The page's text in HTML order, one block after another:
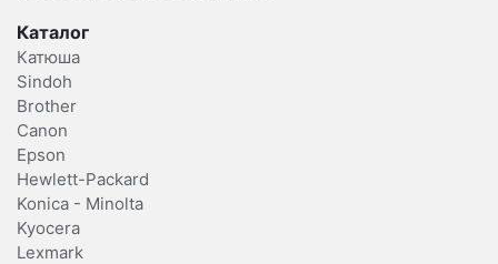
Каталог
Катюша
Sindoh
Brother
Canon
Epson
Hewlett-Packard
Konica - Minolta
Kyocera
Lexmark